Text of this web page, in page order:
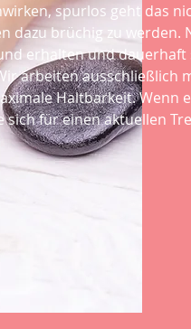
spurlos geht das
dazu brüchig zu werden.
erhalten und dauerhaft
arbeiten ausschließlich
Haltbarkeit. Wenn
für einen aktuellen